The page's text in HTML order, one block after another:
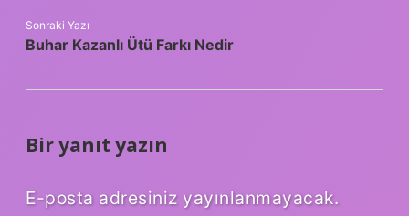
Sonraki Yazı
Buhar Kazanlı Ütü Farkı Nedir
Bir yanıt yazın
E-posta adresiniz yayınlanmayacak.